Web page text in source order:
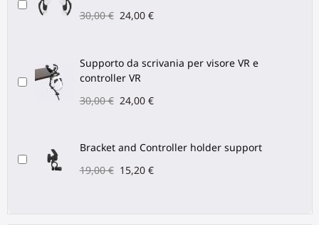
30,00 € 24,00 €
Supporto da scrivania per visore VR e
controller VR
30,00 € 24,00 €
Bracket and Controller holder support
19,00 € 15,20 €